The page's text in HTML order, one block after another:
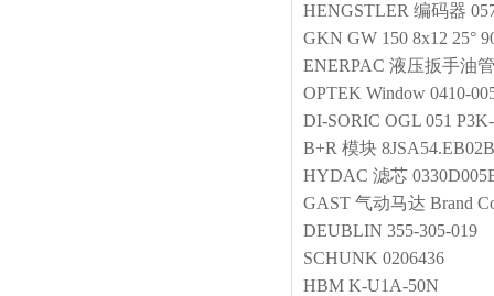
HENGSTLER 编码器
GKN GW 150 8x12 25°
ENERPAC 液压扳手油管
OPTEK Window 0410-
DI-SORIC OGL 051
B+R 模块
HYDAC 滤芯
GAST 气动马达 Brand
DEUBLIN 355-305-019
SCHUNK 0206436
HBM K-U1A-50N